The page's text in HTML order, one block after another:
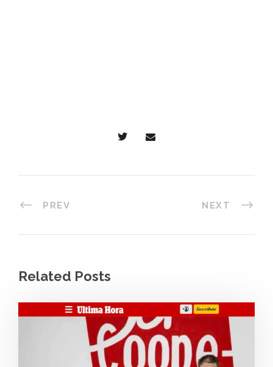
PREV NEXT
Related Posts